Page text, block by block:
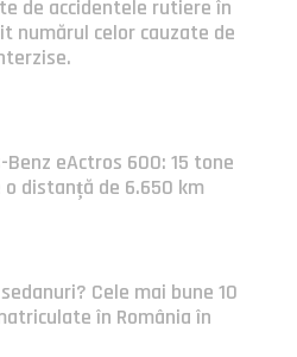
de accidentele rutiere în
numărul celor cauzate de
eActros 600: 15 tone
distanță de 6.650 km
Cele mai bune 10
în România în